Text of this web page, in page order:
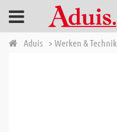
Aduis > Werken & Technik